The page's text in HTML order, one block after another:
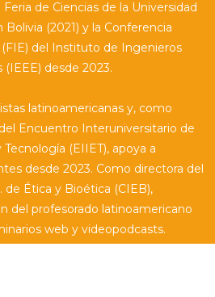
de Ciencias de la Universidad
(2021) y la Conferencia
del Instituto de Ingenieros
desde 2023.
latinoamericanas y, como
Encuentro Interuniversitario de
(EIIET), apoya a
desde 2023. Como directora del
Ética y Bioética (CIEB),
del profesorado latinoamericano
web y videopodcasts.